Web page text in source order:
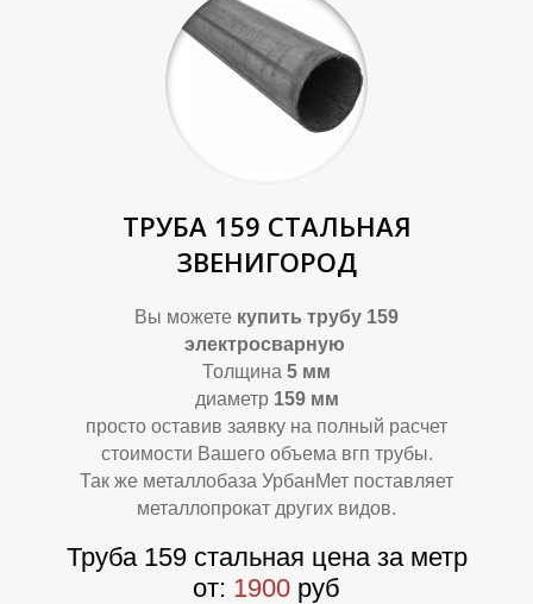
В
ТРУБА 159 СТАЛЬНАЯ
ЗВЕНИГОРОД
Вы можете купить трубу 159
электросварную
Толщина 5 мм
диаметр 159 мм
просто оставив заявку на полный расчет
стоимости Вашего объема вгп трубы.
Так же металлобаза УрбанМет поставляет
металлопрокат других видов.
Труба 159 стальная цена за метр
от: 1900 руб
А